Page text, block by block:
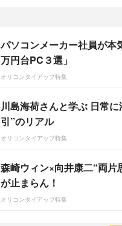
パソコンメーカー社員が本
万円台PC３選」
オリコンタイアップ特集
川島海荷さんと学ぶ 日常
引”のリアル
オリコンタイアップ特集
森崎ウィン×向井康二“両片
が止まらん！
オリコンタイアップ特集